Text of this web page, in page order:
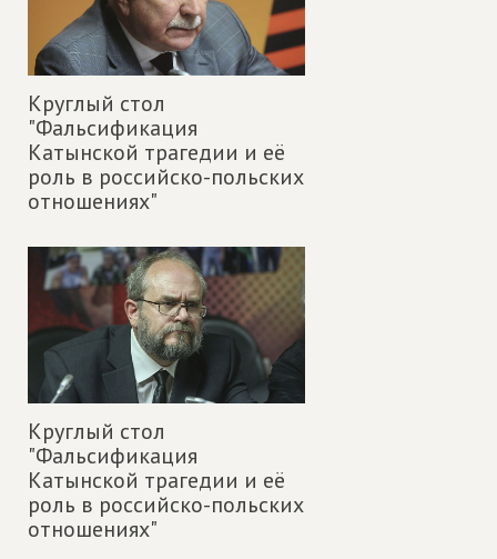
Круглый стол
"Фальсификация
Катынской трагедии и её
роль в российско-польских
отношениях"
Круглый стол
"Фальсификация
Катынской трагедии и её
роль в российско-польских
отношениях"